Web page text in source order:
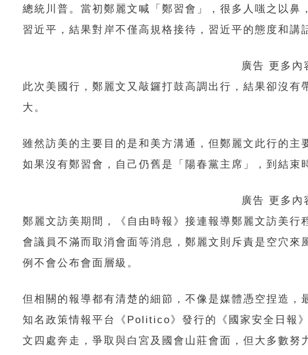
總統川普。當初鄭麗文喊「鄭習會」，很多人嗤之以
習近平，結果對岸不僅高規格接待，習近平的態度和講
廣告 更多內
此次美國行，鄭麗文又敲鑼打鼓高調出行，結果卻沒
大。
雖然訪美的主要目的是和美方溝通，但鄭麗文此行的主
如果沒有鄭習會，自己仍舊是「陽春黨主席」，到結束
廣告 更多內
鄭麗文訪美期間，《自由時報》接連報導鄭麗文訪美
會議員不滿而取消會面等消息，鄭麗文則斥責是空穴
例不會公布會面層級。
但相關的報導都有清楚的細節，不像是媒體憑空捏造
知名政策情報平台《Politico》發行的《國家安全日報
文四處奔走，爭取與白宮及國會山莊會面，但大多數努